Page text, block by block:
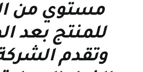
مستوي من
للمنتج بعد
وتقدم